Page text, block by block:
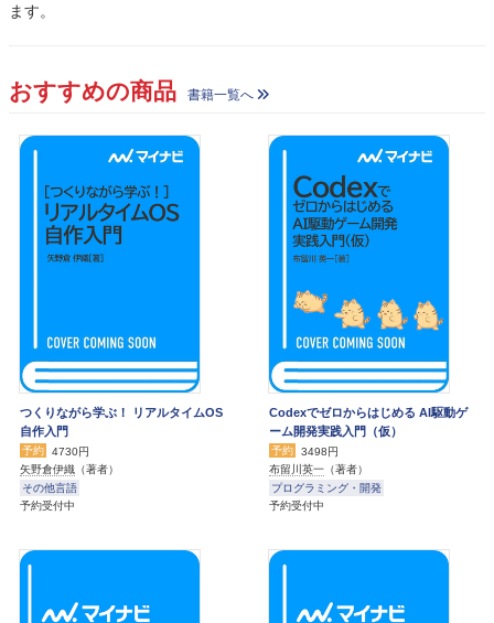
ます。
おすすめの商品 書籍一覧へ
つくりながら学ぶ！ リアルタイムOS
自作入門
予約
4730円
矢野倉伊織 （著者）
その他言語
予約受付中
Codexでゼロからはじめる AI駆動ゲ
ーム開発実践入門（仮）
予約
3498円
布留川英一 （著者）
プログラミング・開発
予約受付中